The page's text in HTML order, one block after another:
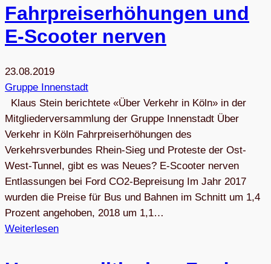
Fahr­preis­er­hö­hun­gen und
E‑Scooter nerven
23.08.2019
Gruppe Innenstadt
Klaus Stein berichtete «Über Verkehr in Köln» in der
Mitgliederversammlung der Gruppe Innenstadt Über
Verkehr in Köln Fahrpreiserhöhungen des
Verkehrsverbundes Rhein-Sieg und Proteste der Ost-
West-Tunnel, gibt es was Neues? E-Scooter nerven
Entlassungen bei Ford CO2-Bepreisung Im Jahr 2017
wurden die Preise für Bus und Bahnen im Schnitt um 1,4
Prozent angehoben, 2018 um 1,1…
Weiterlesen